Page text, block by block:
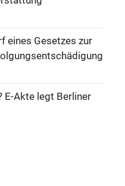
eines Gesetzes zur
E-Akte legt Berliner